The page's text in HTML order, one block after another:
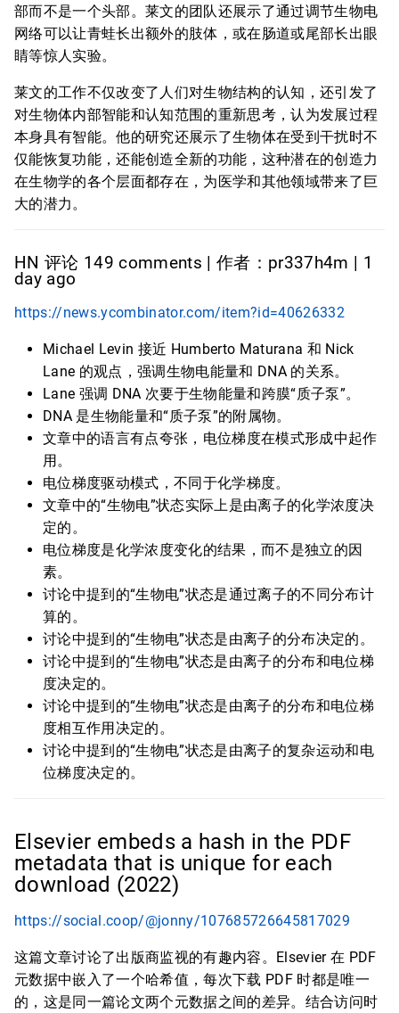
部而不是一个头部。莱文的团队还展示了通过调节生物电
网络可以让青蛙长出额外的肢体，或在肠道或尾部长出眼
睛等惊人实验。
莱文的工作不仅改变了人们对生物结构的认知，还引发了
对生物体内部智能和认知范围的重新思考，认为发展过程
本身具有智能。他的研究还展示了生物体在受到干扰时不
仅能恢复功能，还能创造全新的功能，这种潜在的创造力
在生物学的各个层面都存在，为医学和其他领域带来了巨
大的潜力。
HN 评论 149 comments | 作者：pr337h4m | 1
day ago
https://news.ycombinator.com/item?id=40626332
Michael Levin 接近 Humberto Maturana 和 Nick
Lane 的观点，强调生物电能量和 DNA 的关系。
Lane 强调 DNA 次要于生物能量和跨膜“质子泵”。
DNA 是生物能量和“质子泵”的附属物。
文章中的语言有点夸张，电位梯度在模式形成中起作
用。
电位梯度驱动模式，不同于化学梯度。
文章中的“生物电”状态实际上是由离子的化学浓度决
定的。
电位梯度是化学浓度变化的结果，而不是独立的因
素。
讨论中提到的“生物电”状态是通过离子的不同分布计
算的。
讨论中提到的“生物电”状态是由离子的分布决定的。
讨论中提到的“生物电”状态是由离子的分布和电位梯
度决定的。
讨论中提到的“生物电”状态是由离子的分布和电位梯
度相互作用决定的。
讨论中提到的“生物电”状态是由离子的复杂运动和电
位梯度决定的。
Elsevier embeds a hash in the PDF
metadata that is unique for each
download (2022)
https://social.coop/@jonny/107685726645817029
这篇文章讨论了出版商监视的有趣内容。Elsevier 在 PDF
元数据中嵌入了一个哈希值，每次下载 PDF 时都是唯一
的，这是同一篇论文两个元数据之间的差异。结合访问时